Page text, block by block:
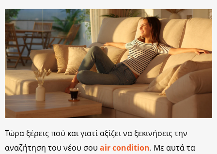
Τώρα ξέρεις πού και γιατί αξίζει να ξεκινήσεις την
αναζήτηση του νέου σου air condition. Με αυτά τα